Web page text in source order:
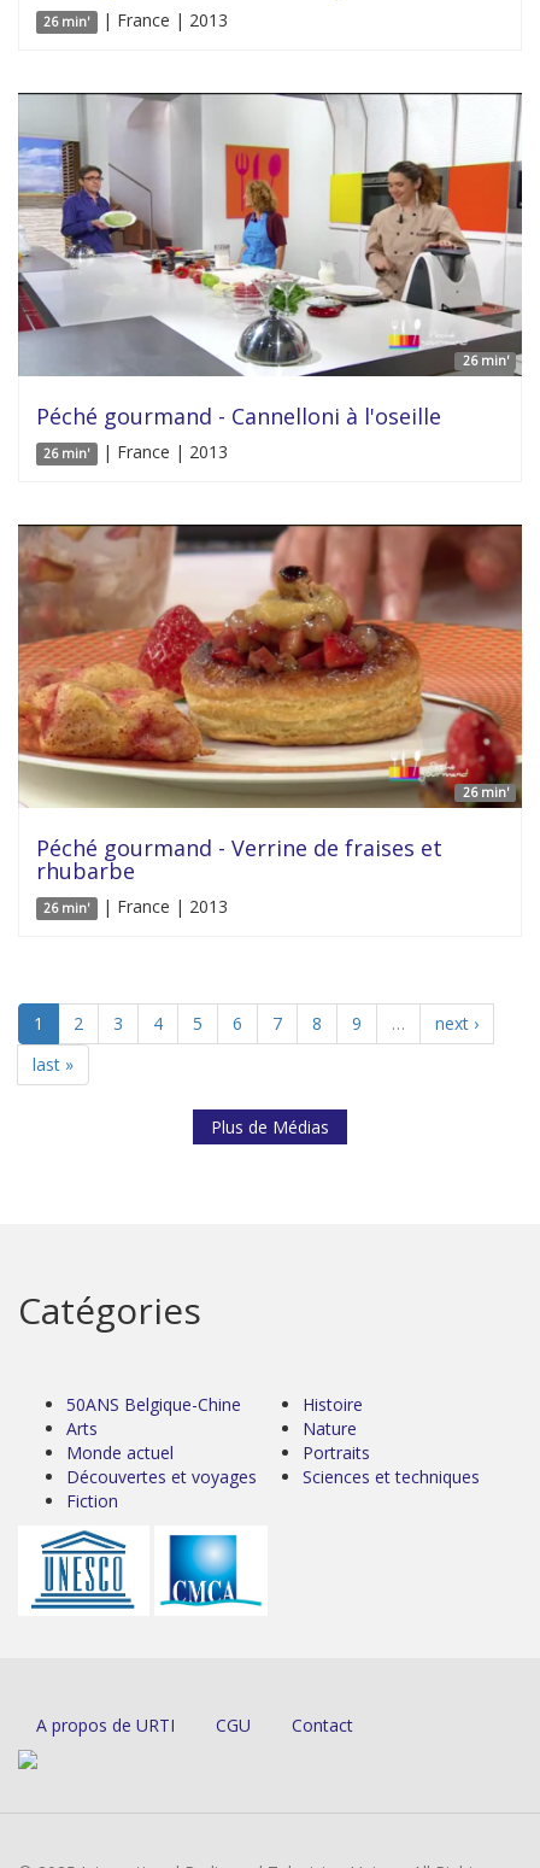
26 min' | France | 2013
26 min'
Péché gourmand - Cannelloni à l'oseille
26 min' | France | 2013
26 min'
Péché gourmand - Verrine de fraises et
rhubarbe
26 min' | France | 2013
1 2 3 4 5 6 7 8 9 …
next ›
last »
Plus de Médias
Catégories
50ANS Belgique-Chine
Arts
Monde actuel
Découvertes et voyages
Fiction
Histoire
Nature
Portraits
Sciences et techniques
A propos de URTI CGU Contact